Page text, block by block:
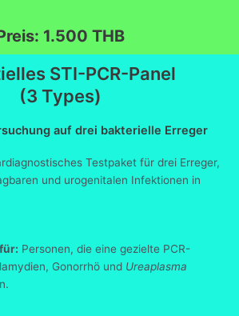
1.500 THB
STI-PCR-Panel
(3 Types)
auf drei bakterielle Erreger
Testpaket für drei Erreger,
und urogenitalen Infektionen in
Personen, die eine gezielte PCR-
Gonorrhö und Ureaplasma